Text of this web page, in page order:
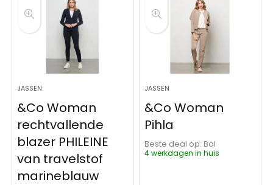
JASSEN
&Co Woman
rechtvallende
blazer PHILEINE
van travelstof
marineblauw
JASSEN
&Co Woman
Pihla
Beste deal op:
Bol
4 werkdagen in huis